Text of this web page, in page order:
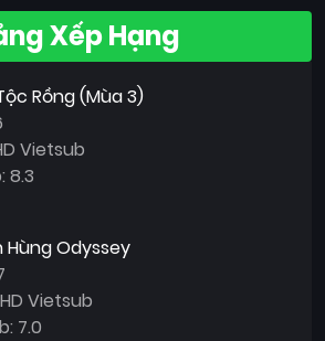
Xếp Hạng
Rồng (Mùa 3)
Vietsub
8.3
Hùng Odyssey
Vietsub
7.0